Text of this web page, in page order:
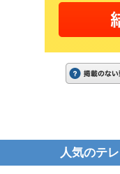
人気のテ